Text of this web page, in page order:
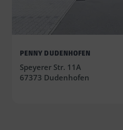
PENNY DUDENHOFEN
Speyerer Str. 11A
67373 Dudenhofen